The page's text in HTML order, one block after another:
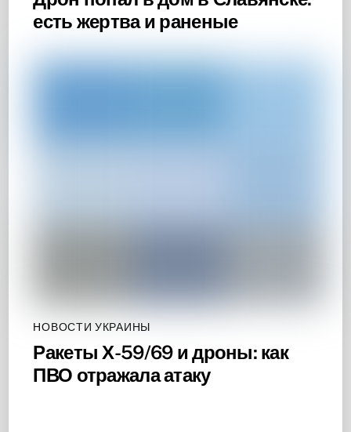
есть жертва и раненые
НОВОСТИ УКРАИНЫ
Ракеты Х-59/69 и дроны: как
ПВО отражала атаку